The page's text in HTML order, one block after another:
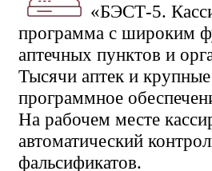
«БЭСТ-5.
программа с широким
аптечных пунктов и
Тысячи аптек и
программное
На рабочем месте
автоматический
фальсификатов.